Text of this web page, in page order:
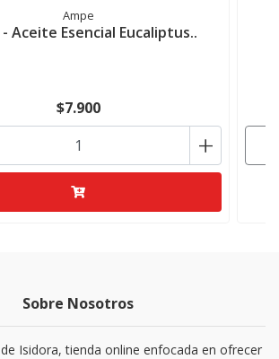
Ampe
Aceite Esencial Eucaliptus..
$7.900
+
Sobre Nosotros
Isidora, tienda online enfocada en ofrecer